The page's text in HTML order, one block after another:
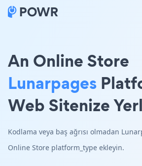
An Online Store
Lunarpages
Web Sitenize
Kodlama veya baş ağrısı olmadan
Online Store platform_type ekleyin.